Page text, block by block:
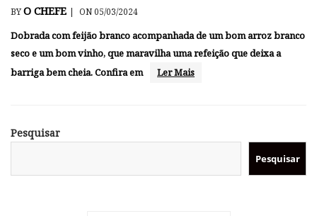
BYO CHEFE | ON 05/03/2024
Dobrada com feijão branco acompanhada de um bom arroz branco
seco e um bom vinho, que maravilha uma refeição que deixa a
barriga bem cheia. Confira em
Ler Mais
Pesquisar
Pesquisar